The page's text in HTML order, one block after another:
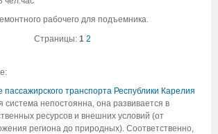
рабочего для подъемника.
Страницы: 1 2
пассажирского транспорта Республики Карелия
непостоянна, она развивается в
ресурсов и внешних условий (от
региона до природных). Соответственно,